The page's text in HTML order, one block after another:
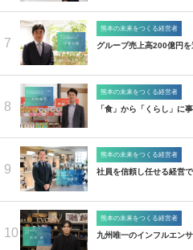
7
熊本の未来をつくる経営者
グループ売上高200億円
8
熊本の未来をつくる経営者
「食」から「くらし」に
9
熊本の未来をつくる経営者
社員を信頼し任せる経営
10
熊本の未来をつくる経営者
九州唯一のインフルエン